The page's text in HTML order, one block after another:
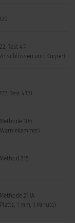
Test 4.7
Anschlüssen und Körper)
Test 4.12)
106
215
211A
1 mm, 1 Minute)